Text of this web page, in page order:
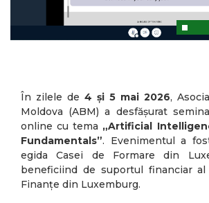
În zilele de 4 și 5 mai 2026,
Moldova (ABM) a desfășurat
online cu tema „Artificial
Fundamentals”. Evenimentul a
egida Casei de Formare din
beneficiind de suportul financiar
Finanțe din Luxemburg.